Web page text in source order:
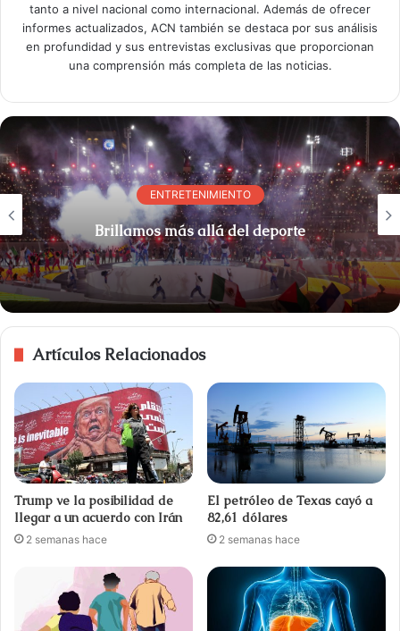
tanto a nivel nacional como internacional. Además de ofrecer
informes actualizados, ACN también se destaca por sus análisis
en profundidad y sus entrevistas exclusivas que proporcionan
una comprensión más completa de las noticias.
ENTRETENIMIENTO
Brillamos más allá del deporte
Artículos Relacionados
Trump ve la posibilidad de
llegar a un acuerdo con Irán
2 semanas hace
El petróleo de Texas cayó a
82,61 dólares
2 semanas hace